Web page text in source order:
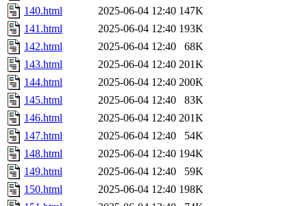
140.html
2025-06-04 12:40 147K
141.html
2025-06-04 12:40 193K
142.html
2025-06-04 12:40
68K
143.html
2025-06-04 12:40 201K
144.html
2025-06-04 12:40 200K
145.html
2025-06-04 12:40
83K
146.html
2025-06-04 12:40 201K
147.html
2025-06-04 12:40
54K
148.html
2025-06-04 12:40 194K
149.html
2025-06-04 12:40
59K
150.html
2025-06-04 12:40 198K